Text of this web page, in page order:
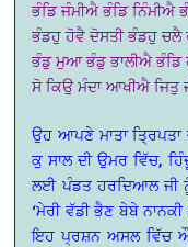
ਭੰਡਿ ਜੰਮੀਐ ਭੰਡਿ ਨਿੰਮੀਐ
ਭੰਡਹੁ ਹੋਵੈ ਦੋਸਤੀ ਭੰਡਹੁ ਚਲੈ
ਭੰਡੁ ਮੁਆ ਭੰਡੁ ਭਾਲੀਐ ਭੰਡਿ
ਸੋ ਕਿਉ ਮੰਦਾ ਆਖੀਐ ਜਿਤੁ
ਉਹ ਆਪਣੇ ਮਾਤਾ
ਕੁ ਸਾਲ ਦੀ ਉਮਰ ਵਿੱਚ,
ਲਈ ਪੰਡਤ ਹਰਦਿਆਲ ਜੀ
‘ਮੇਰੀ ਵੱਡੀ ਭੈਣ ਬੇਬੇ
ਇਹ ਪ੍ਰਸ਼ਨ ਅਸਲ ਵਿੱਚ